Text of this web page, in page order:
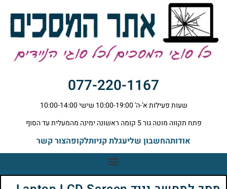
077-220-1167
שעות פעילות א'-ה' 10:00-19:00 שישי 10:00-14:00
פתח תקווה מוטה גור 5 קומה ראשונה ימינה מהמעלית עד הסוף
אודותהחשבון שליעגלת קניותלקופהצור קשר